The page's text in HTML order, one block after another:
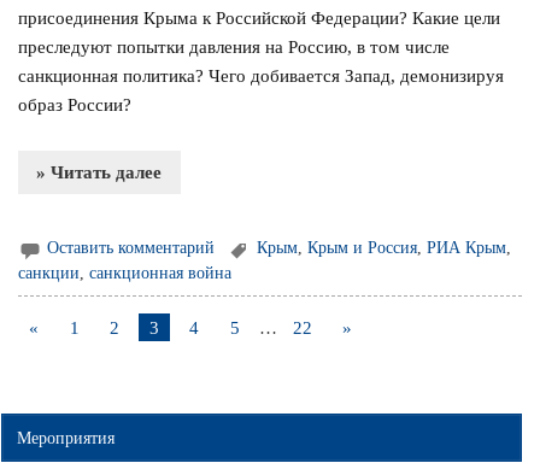
присоединения Крыма к Российской Федерации? Какие цели
преследуют попытки давления на Россию, в том числе
санкционная политика? Чего добивается Запад, демонизируя
образ России?
» Читать далее
Оставить комментарий Крым,Крым и Россия,РИА Крым,
санкции,санкционная война
« 1 2 3 4 5 … 22 »
Мероприятия